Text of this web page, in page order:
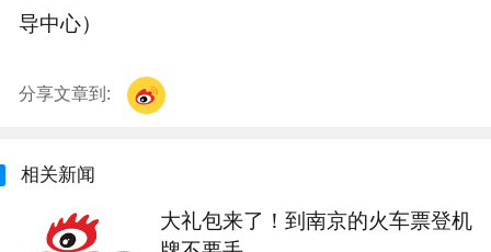
导中心）
分享文章到:
相关新闻
大礼包来了！到南京的火车票登机